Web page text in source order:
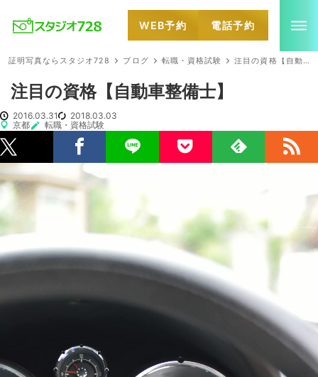
WEB予約 電話予約
証明写真ならスタジオ728 ブログ 転職・資格試験 注目の資格【自動車整備士】
注目の資格【自動車整備士】
2016.03.31
2018.03.03
京都
転職・資格試験